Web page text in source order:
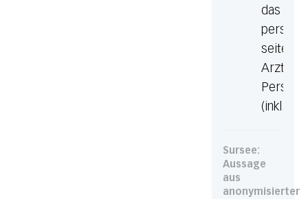
das
seitens
Arzt,
Personal
(inkl.
Sursee:
Aussage
aus
anonymisierter